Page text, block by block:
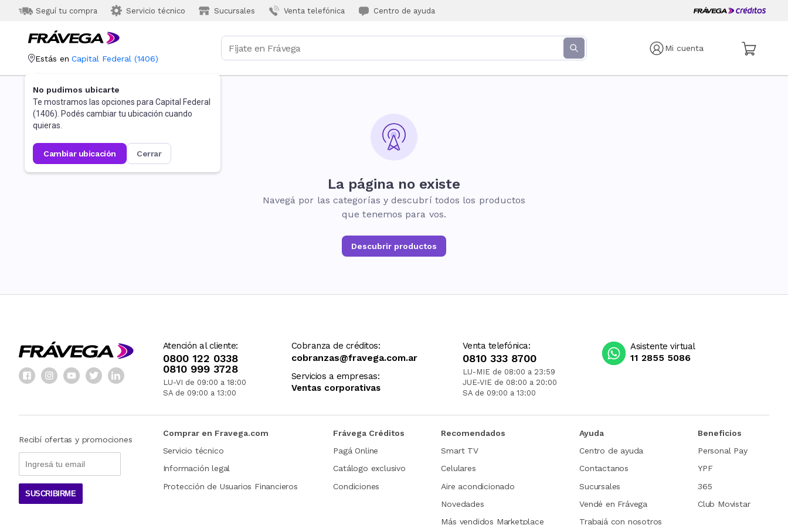
Seguí tu compra Servicio técnico Sucursales Venta telefónica Centro de ayuda
Mi cuenta
Estás en Capital Federal (1406)
No pudimos ubicarte
Te mostramos las opciones para Capital Federal
(1406). Podés cambiar tu ubicación cuando
quieras.
cambiar ubicación cerrar
La página no existe
Navegá por las categorías y descubrí todos los productos
que tenemos para vos.
Descubrir productos
Atención al cliente:
0800 122 0338
0810 999 3728
LU-VI de 09:00 a 18:00
SA de 09:00 a 13:00
Cobranza de créditos:
cobranzas@fravega.com.ar
Servicios a empresas:
Ventas corporativas
Venta telefónica:
0810 333 8700
LU-MIE de 08:00 a 23:59
JUE-VIE de 08:00 a 20:00
SA de 09:00 a 13:00
Asistente virtual
11 2855 5086
Recibí ofertas y promociones
SUSCRIBIRME
Comprar en Fravega.com
Servicio técnico
Información legal
Protección de Usuarios Financieros
Frávega Créditos
Pagá Online
Catálogo exclusivo
Condiciones
Recomendados
Smart TV
Celulares
Aire acondicionado
Novedades
Más vendidos Marketplace
Ayuda
Centro de ayuda
Contactanos
Sucursales
Vendé en Frávega
Trabajá con nosotros
Beneficios
Personal Pay
YPF
365
Club Movistar